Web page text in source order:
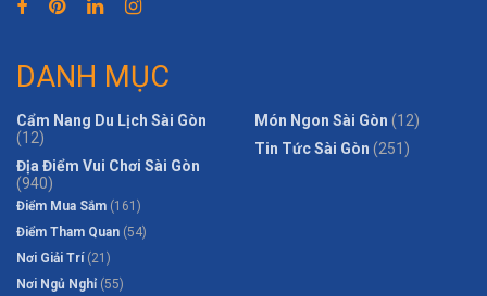
DANH MỤC
Cẩm Nang Du Lịch Sài Gòn
(12)
Địa Điểm Vui Chơi Sài Gòn
(940)
Điểm Mua Sắm (161)
Điểm Tham Quan (54)
Nơi Giải Trí(21)
Nơi Ngủ Nghỉ (55)
Món Ngon Sài Gòn (12)
Tin Tức Sài Gòn (251)